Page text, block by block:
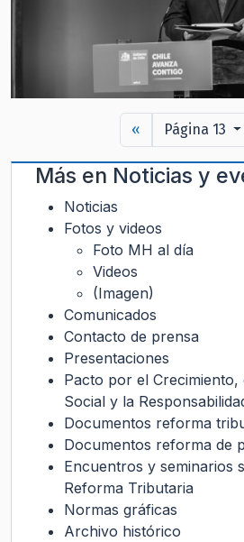
« Página 13
Más en Noticias y
Noticias
Fotos y videos
Foto MH al día
Videos
(Imagen)
Comunicados
Contacto de prensa
Presentaciones
Pacto por el Crecimiento,
Social y la
Documentos reforma
Documentos reforma de
Encuentros y seminarios
Reforma Tributaria
Normas gráficas
Archivo histórico